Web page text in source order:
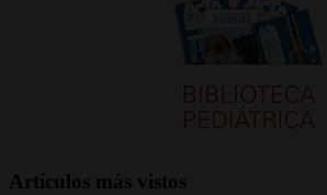
Artículos más vistos